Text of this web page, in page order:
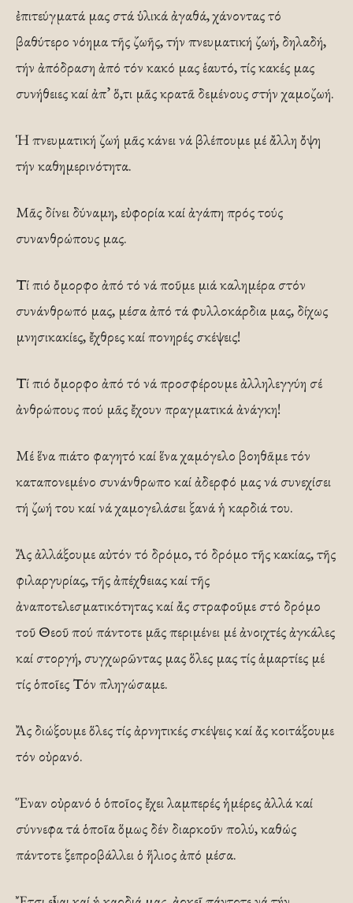
ἐπιτεύγματά μας στά ὑλικά ἀγαθά, χάνοντας τό
βαθύτερο νόημα τῆς ζωῆς, τήν πνευματική ζωή, δηλαδή,
τήν ἀπόδραση ἀπό τόν κακό μας ἑαυτό, τίς κακές μας
συνήθειες καί ἀπ’ ὅ,τι μᾶς κρατᾶ δεμένους στήν χαμοζωή.
Ἡ πνευματική ζωή μᾶς κάνει νά βλέπουμε μέ ἄλλη ὄψη
τήν καθημερινότητα.
Μᾶς δίνει δύναμη, εὐφορία καί ἀγάπη πρός τούς
συνανθρώπους μας.
Τί πιό ὄμορφο ἀπό τό νά ποῦμε μιά καλημέρα στόν
συνάνθρωπό μας, μέσα ἀπό τά φυλλοκάρδια μας, δίχως
μνησικακίες, ἔχθρες καί πονηρές σκέψεις!
Τί πιό ὄμορφο ἀπό τό νά προσφέρουμε ἀλληλεγγύη σέ
ἀνθρώπους πού μᾶς ἔχουν πραγματικά ἀνάγκη!
Μέ ἕνα πιάτο φαγητό καί ἕνα χαμόγελο βοηθᾶμε τόν
καταπονεμένο συνάνθρωπο καί ἀδερφό μας νά συνεχίσει
τή ζωή του καί νά χαμογελάσει ξανά ἡ καρδιά του.
Ἄς ἀλλάξουμε αὐτόν τό δρόμο, τό δρόμο τῆς κακίας, τῆς
φιλαργυρίας, τῆς ἀπέχθειας καί τῆς
ἀναποτελεσματικότητας καί ἄς στραφοῦμε στό δρόμο
τοῦ Θεοῦ πού πάντοτε μᾶς περιμένει μέ ἀνοιχτές ἀγκάλες
καί στοργή, συγχωρῶντας μας ὅλες μας τίς ἁμαρτίες μέ
τίς ὁποῖες Τόν πληγώσαμε.
Ἄς διώξουμε ὅλες τίς ἀρνητικές σκέψεις καί ἄς κοιτάξουμε
τόν οὐρανό.
Ἕναν οὐρανό ὁ ὁποῖος ἔχει λαμπερές ἡμέρες ἀλλά καί
σύννεφα τά ὁποῖα ὅμως δέν διαρκοῦν πολύ, καθώς
πάντοτε ξεπροβάλλει ὁ ἥλιος ἀπό μέσα.